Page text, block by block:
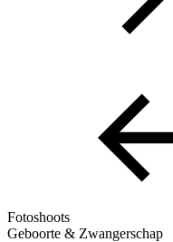
Fotoshoots
Geboorte & Zwangerschap